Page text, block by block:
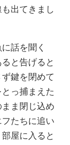
出てきまし
話を聞く
と告げると
鍵を閉めて
っ捕まえた
ま閉じ込め
たちに追い
屋に入ると